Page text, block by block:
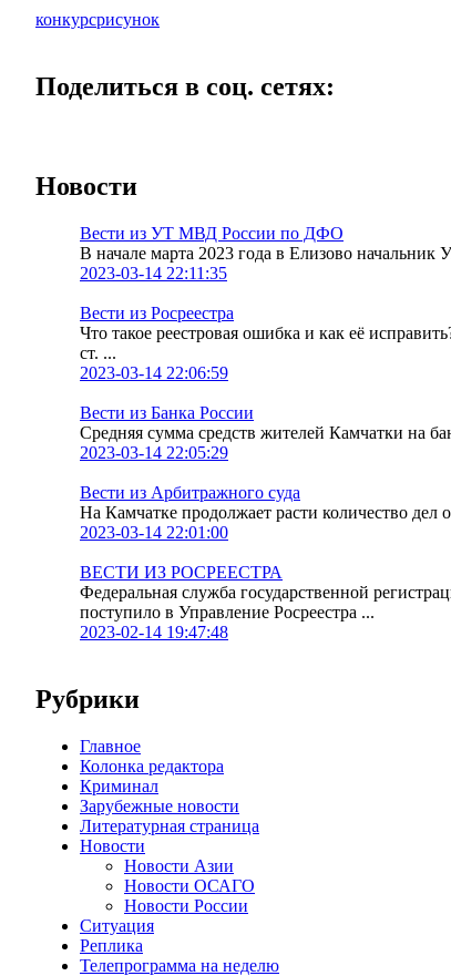
конкурсрисунок
Поделиться в соц. сетях:
Новости
Вести из УТ МВД России по ДФО
В начале марта 2023 года в Елизово
2023-03-14 22:11:35
Вести из Росреестра
Что такое реестровая ошибка и как её
ст. ...
2023-03-14 22:06:59
Вести из Банка России
Средняя сумма средств жителей Камчатки на
2023-03-14 22:05:29
Вести из Арбитражного суда
На Камчатке продолжает расти количество
2023-03-14 22:01:00
ВЕСТИ ИЗ РОСРЕЕСТРА
Федеральная служба государственной
поступило в Управление Росреестра ...
2023-02-14 19:47:48
Рубрики
Главное
Колонка редактора
Криминал
Зарубежные новости
Литературная страница
Новости
Новости Азии
Новости ОСАГО
Новости России
Ситуация
Реплика
Телепрограмма на неделю